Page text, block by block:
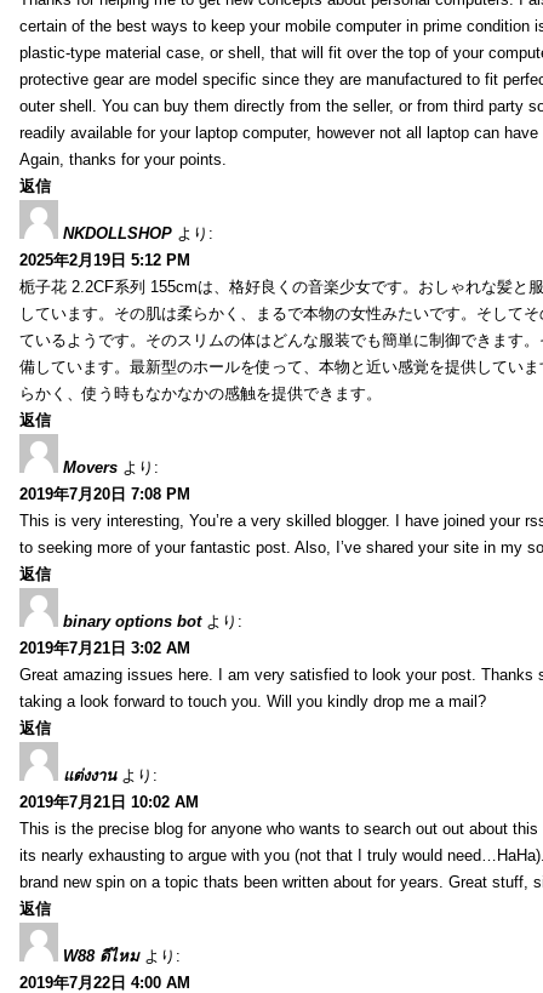
certain of the best ways to keep your mobile computer in prime condition
plastic-type material case, or shell, that will fit over the top of your
protective gear are model specific since they are manufactured to fit
outer shell. You can buy them directly from the seller, or from third party
readily available for your laptop computer, however not all laptop can
Again, thanks for your points.
返信
NKDOLLSHOP より:
2025年2月19日 5:12 PM
栀子花 2.2CF系列 155cmは、格好良くの音楽少女です。おしゃれな髪と
しています。その肌は柔らかく、まるで本物の女性みたいです。そして
ているようです。そのスリムの体はどんな服装でも簡単に制御できます
備しています。最新型のホールを使って、本物と近い感覚を提供してい
らかく、使う時もなかなかの感触を提供できます。
返信
Movers より:
2019年7月20日 7:08 PM
This is very interesting, You’re a very skilled blogger. I have joined your
to seeking more of your fantastic post. Also, I’ve shared your site in my
返信
binary options bot より:
2019年7月21日 3:02 AM
Great amazing issues here. I am very satisfied to look your post. Thanks
taking a look forward to touch you. Will you kindly drop me a mail?
返信
แต่งงาน より:
2019年7月21日 10:02 AM
This is the precise blog for anyone who wants to search out out about
its nearly exhausting to argue with you (not that I truly would
brand new spin on a topic thats been written about for years. Great stuff,
返信
W88 ดีไหม より:
2019年7月22日 4:00 AM